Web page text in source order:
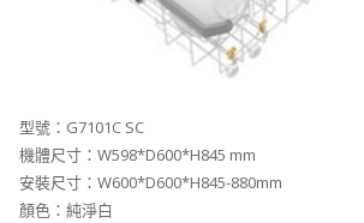
型號：G7101C SC
機體尺寸：W598*D600*H845 mm
安裝尺寸：W600*D600*H845-880mm
顏色：純淨白